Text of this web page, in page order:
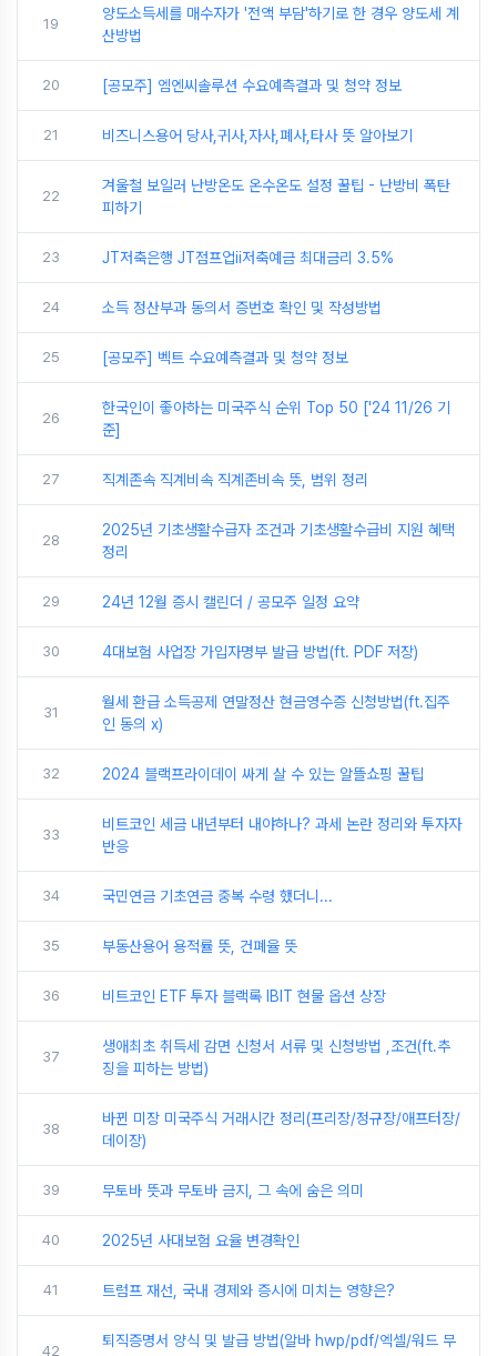
19
양도소득세를 매수자가 '전액 부담'하기로 한 경우 양도세 계
산방법
20 [공모주] 엠엔씨솔루션 수요예측결과 및 청약 정보
21 비즈니스용어 당사,귀사,자사,폐사,타사 뜻 알아보기
22
겨울철 보일러 난방온도 온수온도 설정 꿀팁 - 난방비 폭탄
피하기
23 JT저축은행 JT점프업ii저축예금 최대금리 3.5%
24 소득 정산부과 동의서 증번호 확인 및 작성방법
25 [공모주] 벡트 수요예측결과 및 청약 정보
26
한국인이 좋아하는 미국주식 순위 Top 50 ['24 11/26 기
준]
27 직계존속 직계비속 직계존비속 뜻, 범위 정리
28
2025년 기초생활수급자 조건과 기초생활수급비 지원 혜택
정리
29 24년 12월 증시 캘린더 / 공모주 일정 요약
30 4대보험 사업장 가입자명부 발급 방법(ft. PDF 저장)
31
월세 환급 소득공제 연말정산 현금영수증 신청방법(ft.집주
인 동의 x)
32 2024 블랙프라이데이 싸게 살 수 있는 알뜰쇼핑 꿀팁
33
비트코인 세금 내년부터 내야하나? 과세 논란 정리와 투자자
반응
34 국민연금 기초연금 중복 수령 했더니...
35 부동산용어 용적률 뜻, 건폐율 뜻
36 비트코인 ETF 투자 블랙록 IBIT 현물 옵션 상장
37
생애최초 취득세 감면 신청서 서류 및 신청방법 ,조건(ft.추
징을 피하는 방법)
38
바뀐 미장 미국주식 거래시간 정리(프리장/정규장/애프터장/
데이장)
39 무토바 뜻과 무토바 금지, 그 속에 숨은 의미
40 2025년 사대보험 요율 변경확인
41 트럼프 재선, 국내 경제와 증시에 미치는 영향은?
42
퇴직증명서 양식 및 발급 방법(알바 hwp/pdf/엑셀/워드 무